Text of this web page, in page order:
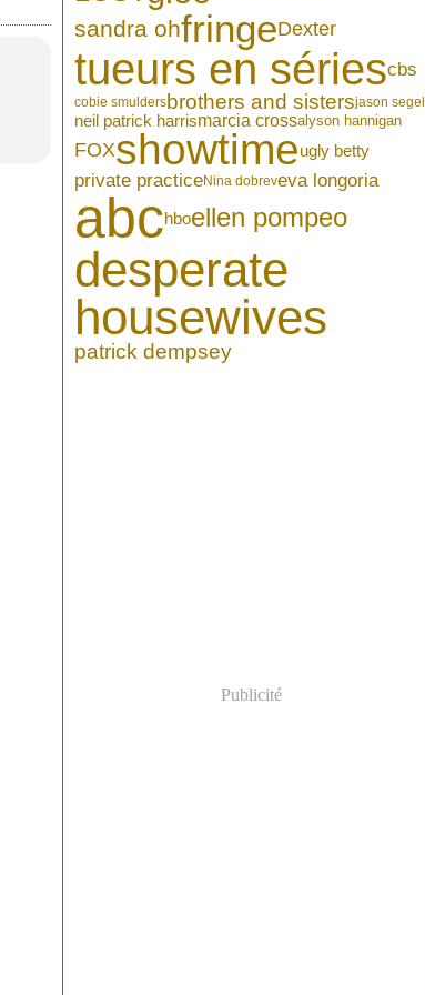
sandra ohfringeDexter
tueurs en sériescbs
cobie smuldersbrothers and sistersjason segel
neil patrick harrismarcia crossalyson hannigan
FOXshowtimeugly betty
private practiceNina dobreveva longoria
abchboellen pompeo
desperate
housewives
patrick dempsey
Publicité